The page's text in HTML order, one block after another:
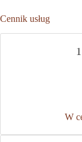
Cennik usług
W